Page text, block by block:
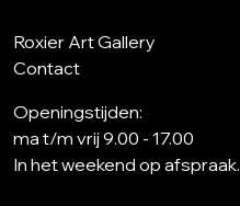
Roxier Art Gallery
Contact
Openingstijden:
ma t/m vrij 9.00 - 17.00
In het weekend op afspraak.